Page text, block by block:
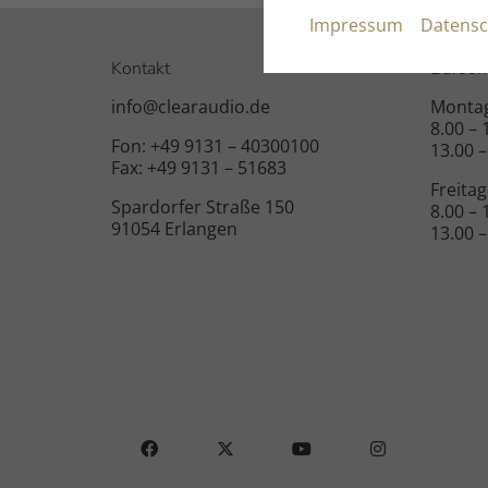
Kontakt
info@clearaudio.de
Fon: +49 9131 – 40300100
Fax: +49 9131 – 51683
Spardorfer Straße 150
91054 Erlangen
8.00 –
13.00
8.00 –
13.00
FACEBOOK
X YOUTUBEINSTAGRAM
Impressum